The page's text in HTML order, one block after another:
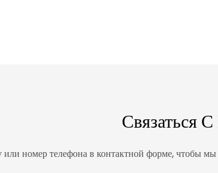
Связаться
номер телефона в контактной форме, чтобы